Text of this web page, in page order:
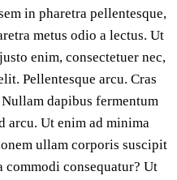
in pharetra pellentesque,
metus odio a lectus. Ut
enim, consectetuer nec,
Pellentesque arcu. Cras
dapibus fermentum
arcu. Ut enim ad minima
ullam corporis suscipit
consequatur? Ut